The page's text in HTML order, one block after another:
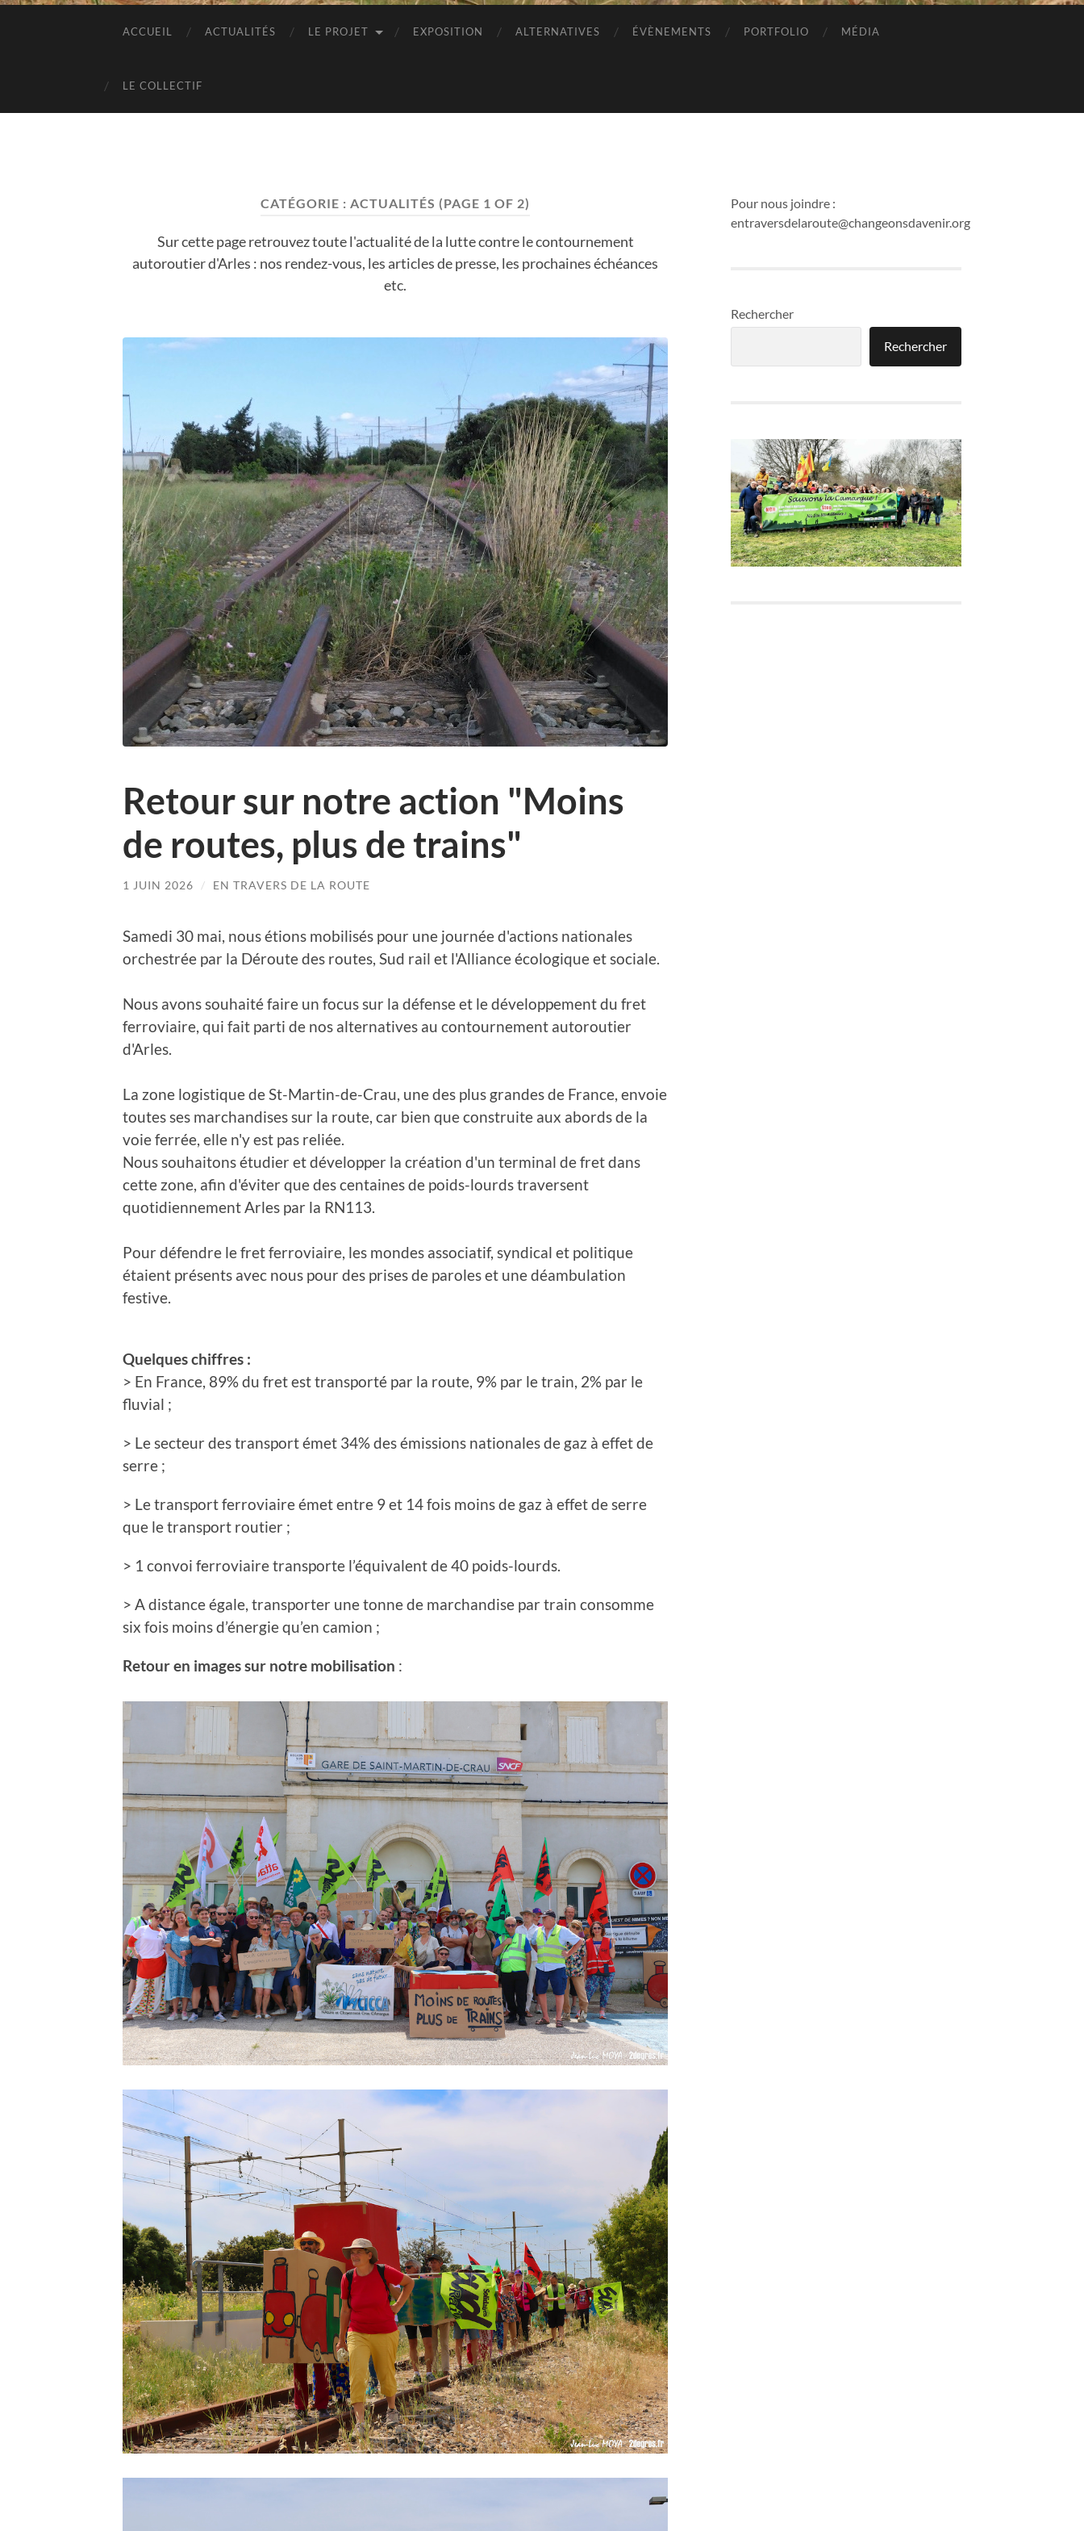
ACCUEIL ACTUALITÉS LE PROJET EXPOSITION ALTERNATIVES ÉVÈNEMENTS PORTFOLIO MÉDIA
LE COLLECTIF
CATÉGORIE : ACTUALITÉS (PAGE 1 OF 2)
Sur cette page retrouvez toute l'actualité de la lutte contre le contournement
autoroutier d'Arles : nos rendez-vous, les articles de presse, les prochaines échéances
etc.
Retour sur notre action "Moins
de routes, plus de trains"
1 JUIN 2026 / EN TRAVERS DE LA ROUTE
Samedi 30 mai, nous étions mobilisés pour une journée d'actions nationales
orchestrée par la Déroute des routes, Sud rail et l'Alliance écologique et sociale.
Nous avons souhaité faire un focus sur la défense et le développement du fret
ferroviaire, qui fait parti de nos alternatives au contournement autoroutier
d'Arles.
La zone logistique de St-Martin-de-Crau, une des plus grandes de France, envoie
toutes ses marchandises sur la route, car bien que construite aux abords de la
voie ferrée, elle n'y est pas reliée.
Nous souhaitons étudier et développer la création d'un terminal de fret dans
cette zone, afin d'éviter que des centaines de poids-lourds traversent
quotidiennement Arles par la RN113.
Pour défendre le fret ferroviaire, les mondes associatif, syndical et politique
étaient présents avec nous pour des prises de paroles et une déambulation
festive.
Quelques chiffres :
> En France, 89% du fret est transporté par la route, 9% par le train, 2% par le
fluvial ;
> Le secteur des transport émet 34% des émissions nationales de gaz à effet de
serre ;
> Le transport ferroviaire émet entre 9 et 14 fois moins de gaz à effet de serre
que le transport routier ;
> 1 convoi ferroviaire transporte l’équivalent de 40 poids-lourds.
> A distance égale, transporter une tonne de marchandise par train consomme
six fois moins d’énergie qu’en camion ;
Retour en images sur notre mobilisation :
Pour nous joindre :
entraversdelaroute@changeonsdavenir.org
Rechercher
Rechercher